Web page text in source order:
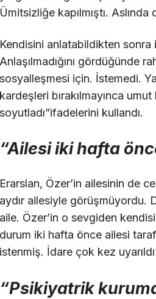
Ümitsizliğe kapılmıştı.
Kendisini anlatabildikten sonra
Anlaşılmadığını gördüğünde
sosyalleşmesi için. İstemedi.
kardeşleri bırakılmayınca
soyutladı”ifadelerini kullandı.
“Ailesi iki hafta
Erarslan, Özer’in ailesinin de
aydır ailesiyle görüşmüyordu.
aile. Özer’in o sevgiden
durum iki hafta önce ailesi
istenmiş. İdare çok kez
“Psikiyatrik